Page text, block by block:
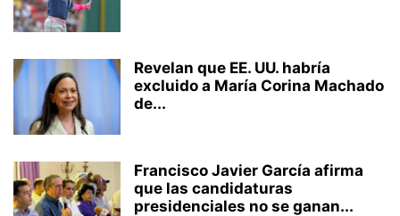
Revelan que EE. UU. habría
excluido a María Corina Machado
de...
Francisco Javier García afirma
que las candidaturas
presidenciales no se ganan...